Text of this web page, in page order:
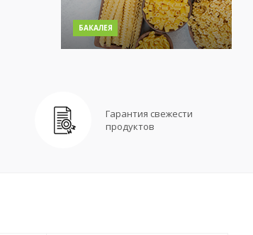
БАКАЛЕЯ
Гарантия свежести
продуктов